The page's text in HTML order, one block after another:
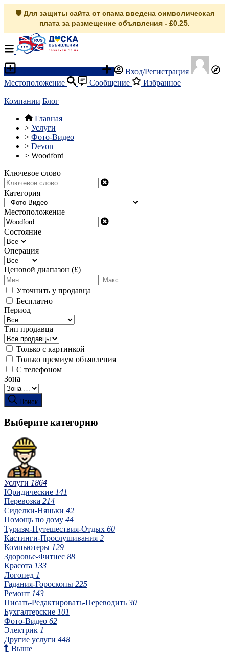
🛡️ Для защиты сайта от спама введена символическая
плата за размещение объявления - £0.25.
Вход/Регистрация
Местоположение
Сообщение Избранное
Компании Блог
Главная
> Услуги
> Фото-Видео
> Devon
> Woodford
Ключевое слово
Категория
Местоположение
Состояние
Операция
Ценовой диапазон (£)
Уточнить у продавца
Бесплатно
Период
Тип продавца
Только с картинкой
Только премиум объявления
С телефоном
Зона
Поиск
Выберите категорию
Услуги 1864
Юридические 141
Перевозка 214
Сиделки-Няньки 42
Помощь по дому 44
Туризм-Путешествия-Отдых 60
Кастинги-Прослушивания 2
Компьютеры 129
Здоровье-Фитнес 88
Красота 133
Логопед 1
Гадания-Гороскопы 225
Ремонт 143
Писать-Редактировать-Переводить 30
Бухгалтерские 101
Фото-Видео 62
Электрик 1
Другие услуги 448
Выше